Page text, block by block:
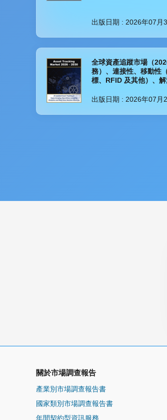
出版日期 : 2026年07月
全球資產追蹤市場（
務）、連接性、移動性
標、RFID 及其他）、
出版日期 : 2026年07月
關於市場調查報告
產業別市場調查報告書
國家類別市場調查報告書
年間契約型資訊服務